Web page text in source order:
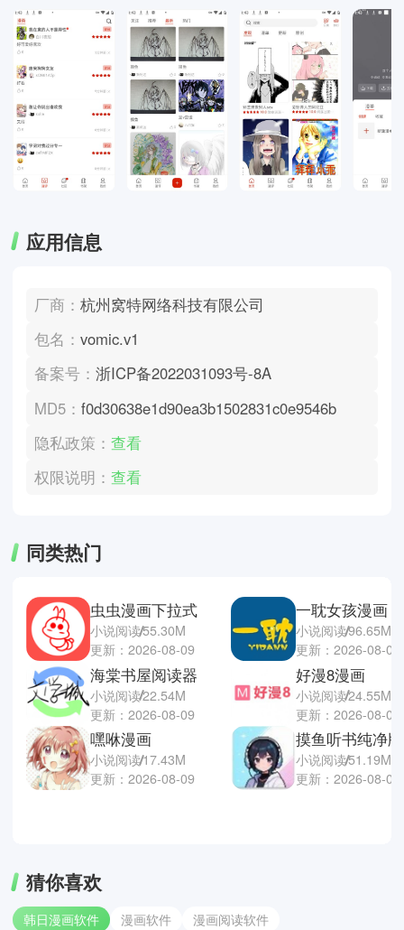
应用信息
厂商：杭州窝特网络科技有限公司
包名：vomic.v1
备案号：浙ICP备2022031093号-8A
MD5：f0d30638e1d90ea3b1502831c0e9546b
隐私政策：查看
权限说明：查看
同类热门
虫虫漫画下拉式
小说阅读55.30M
更新：2026-08-09
海棠书屋阅读器
小说阅读22.54M
更新：2026-08-09
嘿咻漫画
小说阅读17.43M
更新：2026-08-09
一耽女孩漫画
小说阅读96.65M
更新：2026-08-09
好漫8漫画
小说阅读24.55M
更新：2026-08-09
摸鱼听书纯净版
小说阅读51.19M
更新：2026-08-09
猜你喜欢
韩日漫画软件 漫画软件 漫画阅读软件